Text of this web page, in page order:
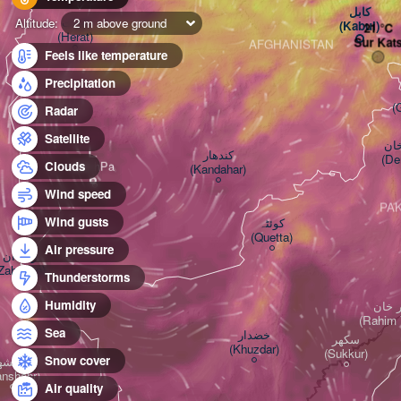
Altitude:
2 m above ground
Feels like temperature
Precipitation
Radar
Satellite
Clouds
Wind speed
Wind gusts
Air pressure
Thunderstorms
Humidity
Sea
Snow cover
Air quality
هرات
(Herat)
کوئٹہ
(Quetta)
زاهدان
خضدار
(Khuzdar)
کندهار
(Kandahar)
کابل
(Kabul)
AFGHANISTAN
خان
(Rahim
سکھر
(Sukkur)
Sur
L